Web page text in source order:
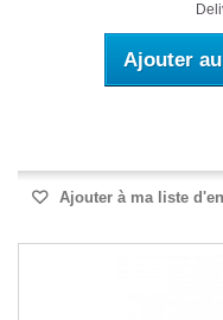
Ajouter
Ajouter à ma liste